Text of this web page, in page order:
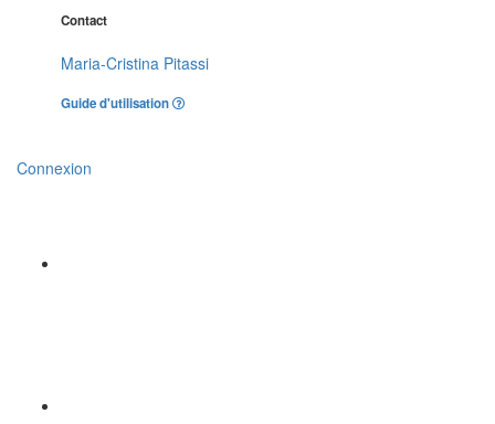
Contact
Maria-Cristina Pitassi
Guide d'utilisation
Connexion